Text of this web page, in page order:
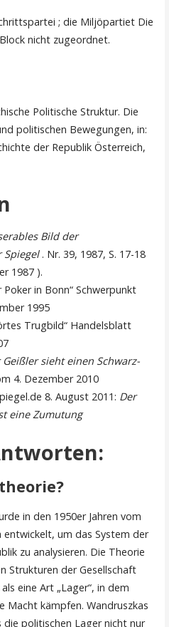
; die Miljöpartiet Die
nicht zugeordnet.
Politische Struktur. Die
politischen Bewegungen, in:
der Republik Österreich,
Bild der
Spiegel. Nr. 39, 1987, S. 17-18
1987 ).
in Bonn“ Schwerpunkt
1995
Trugbild“ Handelsblatt
sieht einen Schwarz-
4. Dezember 2010
8. August 2011: Der
eine Zumutung
in den 1950er Jahren vom
entwickelt, um das System der
zu analysieren. Die Theorie
Strukturen der Gesellschaft
eine Art „Lager“, in dem
Macht kämpfen. Wandruszkas
politischen Lager nicht nur